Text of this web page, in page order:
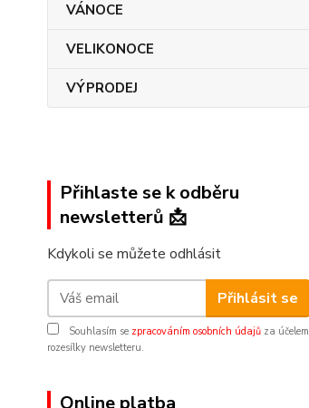
VÁNOCE
VELIKONOCE
VÝPRODEJ
Přihlaste se k odběru
newsletterů 📩
Kdykoli se můžete odhlásit
Přihlásit se
Souhlasím se zpracováním osobních údajů za účelem
rozesílky newsletteru.
Online platba